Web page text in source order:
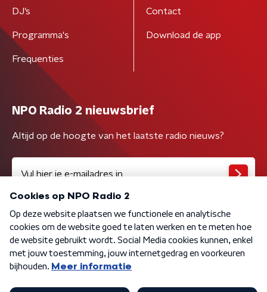
DJ’s
Programma's
Frequenties
Contact
Download de app
NPO Radio 2 nieuwsbrief
Altijd op de hoogte van het laatste radio nieuws?
Algemene voorwaarden